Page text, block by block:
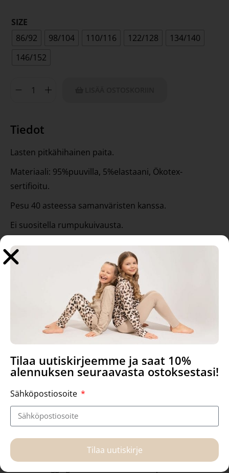
SIZE
86/92
98/104 110/116 122/128
134/140
146/152
Tiedot
Lasten pitkähihainen paita.
Materiaali: 95%puuvilla, 5%elastaani, Ökotex-
sertifioitu.
Pesu 40 asteessa samanväristen kanssa.
Ei suositella rumpukuivausta.
Vaatteet valmistetaan Suomessa
Suunnittelija: Hanna-Maria Mainelakeus.
Tutustu myös
Tilaa uutiskirjeemme ja saat 10%
alennuksen seuraavasta ostoksestasi!
Sähköpostiosoite
Tilaa uutiskirje